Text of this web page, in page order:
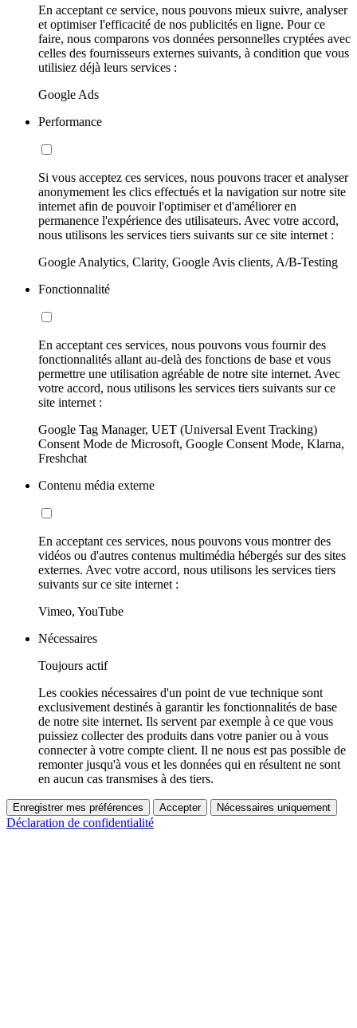
En acceptant ce service, nous pouvons mieux suivre, analyser
et optimiser l'efficacité de nos publicités en ligne. Pour ce
faire, nous comparons vos données personnelles cryptées avec
celles des fournisseurs externes suivants, à condition que vous
utilisiez déjà leurs services :
Google Ads
Performance
Si vous acceptez ces services, nous pouvons tracer et analyser
anonymement les clics effectués et la navigation sur notre site
internet afin de pouvoir l'optimiser et d'améliorer en
permanence l'expérience des utilisateurs. Avec votre accord,
nous utilisons les services tiers suivants sur ce site internet :
Google Analytics, Clarity, Google Avis clients, A/B-Testing
Fonctionnalité
En acceptant ces services, nous pouvons vous fournir des
fonctionnalités allant au-delà des fonctions de base et vous
permettre une utilisation agréable de notre site internet. Avec
votre accord, nous utilisons les services tiers suivants sur ce
site internet :
Google Tag Manager, UET (Universal Event Tracking)
Consent Mode de Microsoft, Google Consent Mode, Klarna,
Freshchat
Contenu média externe
En acceptant ces services, nous pouvons vous montrer des
vidéos ou d'autres contenus multimédia hébergés sur des sites
externes. Avec votre accord, nous utilisons les services tiers
suivants sur ce site internet :
Vimeo, YouTube
Nécessaires
Toujours actif
Les cookies nécessaires d'un point de vue technique sont
exclusivement destinés à garantir les fonctionnalités de base
de notre site internet. Ils servent par exemple à ce que vous
puissiez collecter des produits dans votre panier ou à vous
connecter à votre compte client. Il ne nous est pas possible de
remonter jusqu'à vous et les données qui en résultent ne sont
en aucun cas transmises à des tiers.
Enregistrer mes préférences Accepter Nécessaires uniquement
Déclaration de confidentialité